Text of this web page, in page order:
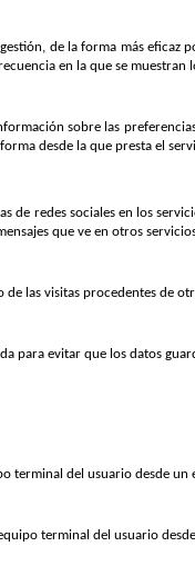
de la forma más eficaz
en la que se muestran
sobre las
desde la que presta el
de redes sociales en los
que ve en otros
de las visitas procedentes de
para evitar que los datos
terminal del usuario desde
terminal del usuario